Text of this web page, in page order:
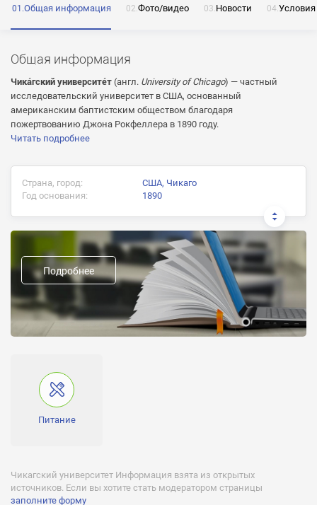
Общая информация Фото/видео Новости
Общая информация
Чикáгский университéт (англ. University of Chicago) — частный
исследовательский университет в США, основанный
американским баптистским обществом благодаря
пожертвованию Джона Рокфеллера в 1890 году.
Читать подробнее
Страна, город:
США, Чикаго
Год основания:
1890
Документ об окончании:
Диплом бакалавра, Диплом магистра, Сертификат об
окончании докторантуры
Предыдущие названия:
Форма обучения:
Подробнее
Питание
Чикагский университет Информация взята из открытых
источников. Если вы хотите стать модератором страницы
заполните форму
ОТПРАВИТЬ
на обработку моих персональных данных
Нажимая на кнопку «Отправить» я даю согласие
на обработку моих персональных данных
Нажимая на кнопку «Отправить» я даю согласие